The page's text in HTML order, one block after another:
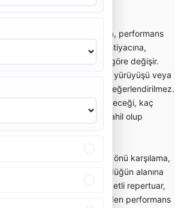
enerjisini hızlıca yükseltir.
fiyatları; ekipteki kişi sayısına, performans
yerine, şehir dışı ulaşım ihtiyacına,
ve repertuar kapsamına göre değişir.
performansı ile uzun kortej yürüyüşü veya
programı aynı kapsamda değerlendirilmez.
alırken kaç kişilik ekip geleceği, kaç
yapılacağı ve ulaşım dahil olup
düğün bandosu, özellikle ev önü karşılama,
konvoy öncesi eğlence ve düğün alanına
anlarda tercih edilir. Hareketli repertuar,
ve davetlileri sürece dahil eden performans